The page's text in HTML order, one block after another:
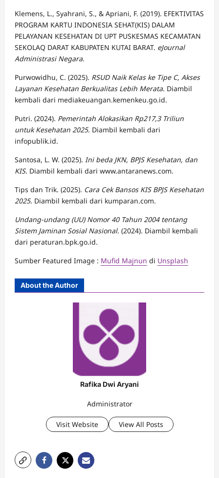
Klemens, L., Syahrani, S., & Apriani, F. (2019). EFEKTIVITAS
PROGRAM KARTU INDONESIA SEHAT(KIS) DALAM
PELAYANAN KESEHATAN DI UPT PUSKESMAS KECAMATAN
SEKOLAQ DARAT KABUPATEN KUTAI BARAT. eJournal
Administrasi Negara.
Purwowidhu, C. (2025). RSUD Naik Kelas ke Tipe C, Akses
Layanan Kesehatan Berkualitas Lebih Merata. Diambil
kembali dari mediakeuangan.kemenkeu.go.id.
Putri. (2024). Pemerintah Alokasikan Rp217,3 Triliun
untuk Kesehatan 2025. Diambil kembali dari
infopublik.id.
Santosa, L. W. (2025). Ini beda JKN, BPJS Kesehatan, dan
KIS. Diambil kembali dari www.antaranews.com.
Tips dan Trik. (2025). Cara Cek Bansos KIS BPJS Kesehatan
2025. Diambil kembali dari kumparan.com.
Undang-undang (UU) Nomor 40 Tahun 2004 tentang
Sistem Jaminan Sosial Nasional. (2024). Diambil kembali
dari peraturan.bpk.go.id.
Sumber Featured Image : Mufid Majnun di Unsplash
About the Author
Rafika Dwi Aryani
Administrator
Visit Website View All Posts